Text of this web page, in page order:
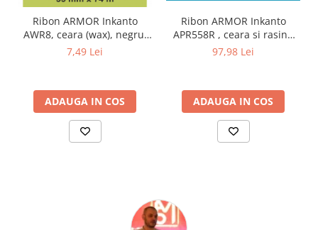
Ribon ARMOR Inkanto
AWR8, ceara (wax), negru,
55mmX74M, OUT
7,49 Lei
ADAUGA IN COS
Ribon ARMOR Inkanto
APR558R , ceara si rasina
(wax&resin), rosu,
97,98 Lei
ADAUGA IN COS